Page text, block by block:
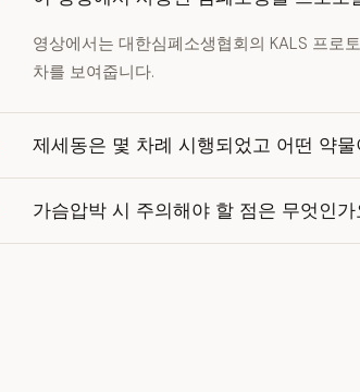
영상에서는 대한심폐소생협회의 KALS 프로
차를 보여줍니다.
제세동은 몇 차례 시행되었고 어떤 약
가슴압박 시 주의해야 할 점은 무엇인가